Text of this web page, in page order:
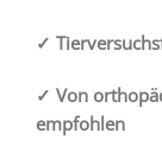
✓
✓ Von
empfohlen